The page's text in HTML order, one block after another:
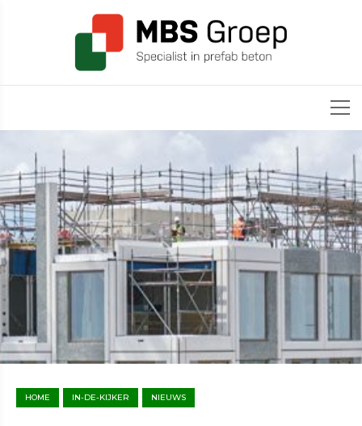
HOME IN-DE-KIJKER NIEUWS